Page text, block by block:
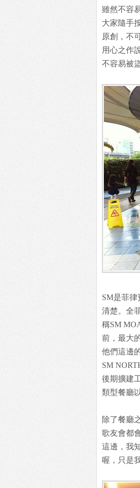
雖然不容
大家隨手
原創，不
用心之作
不容易被
SM是菲
清楚。全
稱SM
前，最大
他們這邊
SM
後期擴建
類型餐廳
除了餐廳
歌友會都
這邊，我
喔，只是